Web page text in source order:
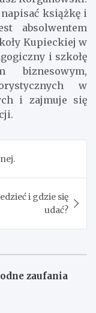
książkę i
absolwentem
Kupieckiej w
i szkołę
biznesowym,
w
i zajmuje się
i gdzie się
udać?
zaufania